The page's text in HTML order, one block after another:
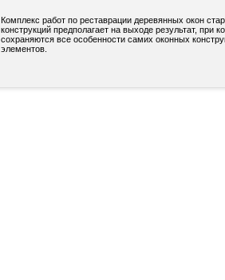
Комплекс работ по реставрации деревянных окон
конструкций предполагает на выходе результат, при
сохраняются все особенности самих оконных
элементов.